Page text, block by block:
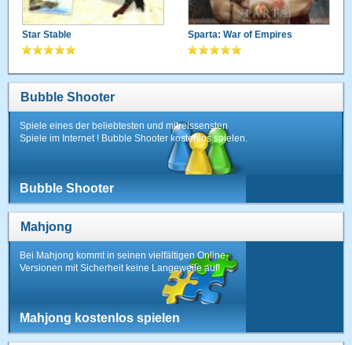
Star Stable Sparta: War of Empires
Bubble Shooter
Spiele eines der beliebtesten und mitreissensten
Spiele im Internet ! Bubble Shooter kostenlos spielen.
Bubble Shooter
Mahjong
Bei Mahjong kommt in seinen vielfältigen Online-
Versionen mit Sicherheit keine Langeweile auf!
Mahjong kostenlos spielen